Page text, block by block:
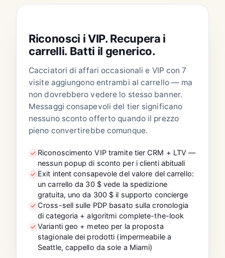
Riconosci i VIP. Recupera i
carrelli. Batti il generico.
Cacciatori di affari occasionali e VIP con 7
visite aggiungono entrambi al carrello — ma
non dovrebbero vedere lo stesso banner.
Messaggi consapevoli del tier significano
nessuno sconto offerto quando il prezzo
pieno convertirebbe comunque.
Riconoscimento VIP tramite tier CRM + LTV —
nessun popup di sconto per i clienti abituali
Exit intent consapevole del valore del carrello:
un carrello da 30 $ vede la spedizione
gratuita, uno da 300 $ il supporto concierge
Cross-sell sulle PDP basato sulla cronologia
di categoria + algoritmi complete-the-look
Varianti geo + meteo per la proposta
stagionale dei prodotti (impermeabile a
Seattle, cappello da sole a Miami)